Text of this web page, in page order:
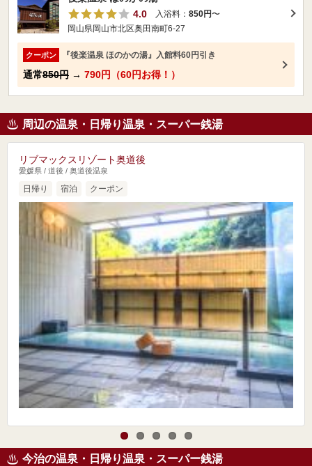
4.0
入浴料： 850円〜
岡山県岡山市北区奥田南町6-27
クーポン 『後楽温泉 ほのかの湯』入館料60円引き
通常850円 → 790円（60円お得！）
周辺の温泉・日帰り温泉・スーパー銭湯
リブマックスリゾート奥道後
愛媛県 / 道後 / 奥道後温泉
日帰り 宿泊 クーポン
今治の温泉・日帰り温泉・スーパー銭湯